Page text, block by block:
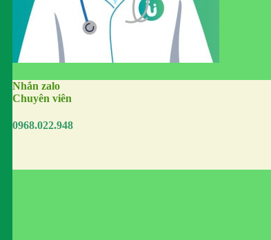
Nhắn zalo
Chuyên viên
0968.022.948